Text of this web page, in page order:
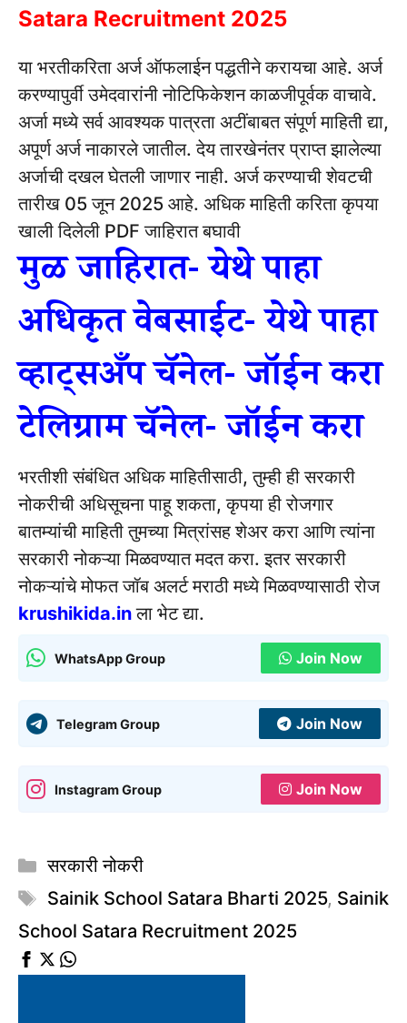
Satara Recruitment 2025
या भरतीकरिता अर्ज ऑफलाईन पद्धतीने करायचा आहे. अर्ज
करण्यापुर्वी उमेदवारांनी नोटिफिकेशन काळजीपूर्वक वाचावे.
अर्जा मध्ये सर्व आवश्यक पात्रता अटींबाबत संपूर्ण माहिती द्या,
अपूर्ण अर्ज नाकारले जातील.देय तारखेनंतर प्राप्त झालेल्या
अर्जाची दखल घेतली जाणार नाही. अर्ज करण्याची शेवटची
तारीख 05 जून 2025 आहे. अधिक माहिती करिता कृपया
खाली दिलेली PDF जाहिरात बघावी
मुळ जाहिरात- येथे पाहा
अधिकृत वेबसाईट- येथे पाहा
व्हाट्सअँप चॅनेल- जॉईन करा
टेलिग्राम चॅनेल- जॉईन करा
भरतीशी संबंधित अधिक माहितीसाठी, तुम्ही ही सरकारी
नोकरीची अधिसूचना पाहू शकता, कृपया ही रोजगार
बातम्यांची माहिती तुमच्या मित्रांसह शेअर करा आणि त्यांना
सरकारी नोकऱ्या मिळवण्यात मदत करा. इतर सरकारी
नोकऱ्यांचे मोफत जॉब अलर्ट मराठी मध्ये मिळवण्यासाठी रोज
krushikida.inला भेट द्या.
WhatsApp Group Join Now
Telegram Group Join Now
Instagram Group Join Now
Categories
सरकारी नोकरी
Tags
Sainik School Satara Bharti 2025, Sainik
School Satara Recruitment 2025